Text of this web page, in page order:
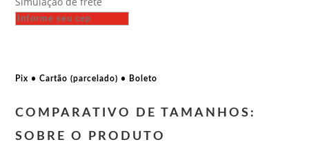
-
Ernesto
quantidade
Pix • Cartão (parcelado) • Boleto
COMPARATIVO DE TAMANHOS:
SOBRE O PRODUTO